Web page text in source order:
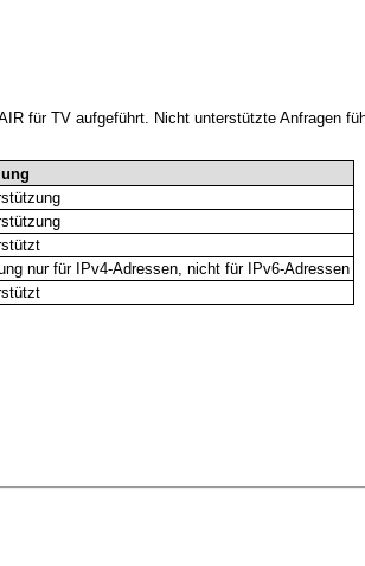
für TV aufgeführt. Nicht unterstützte Anfragen
nur für IPv4-Adressen, nicht für IPv6-Adressen